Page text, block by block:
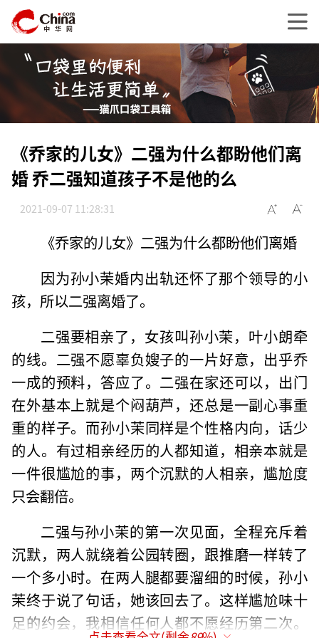
《乔家的儿女》二强为什么都盼他们离
婚 乔二强知道孩子不是他的么
2021-09-07 11:28:31
《乔家的儿女》二强为什么都盼他们离婚
因为孙小茉婚内出轨还怀了那个领导的小
孩，所以二强离婚了。
二强要相亲了，女孩叫孙小茉，叶小朗牵
的线。二强不愿辜负嫂子的一片好意，出乎乔
一成的预料，答应了。二强在家还可以，出门
在外基本上就是个闷葫芦，还总是一副心事重
重的样子。而孙小茉同样是个性格内向，话少
的人。有过相亲经历的人都知道，相亲本就是
一件很尴尬的事，两个沉默的人相亲，尴尬度
只会翻倍。
二强与孙小茉的第一次见面，全程充斥着
沉默，两人就绕着公园转圈，跟推磨一样转了
一个多小时。在两人腿都要溜细的时候，孙小
茉终于说了句话，她该回去了。这样尴尬味十
足的约会，我相信任何人都不愿经历第二次。